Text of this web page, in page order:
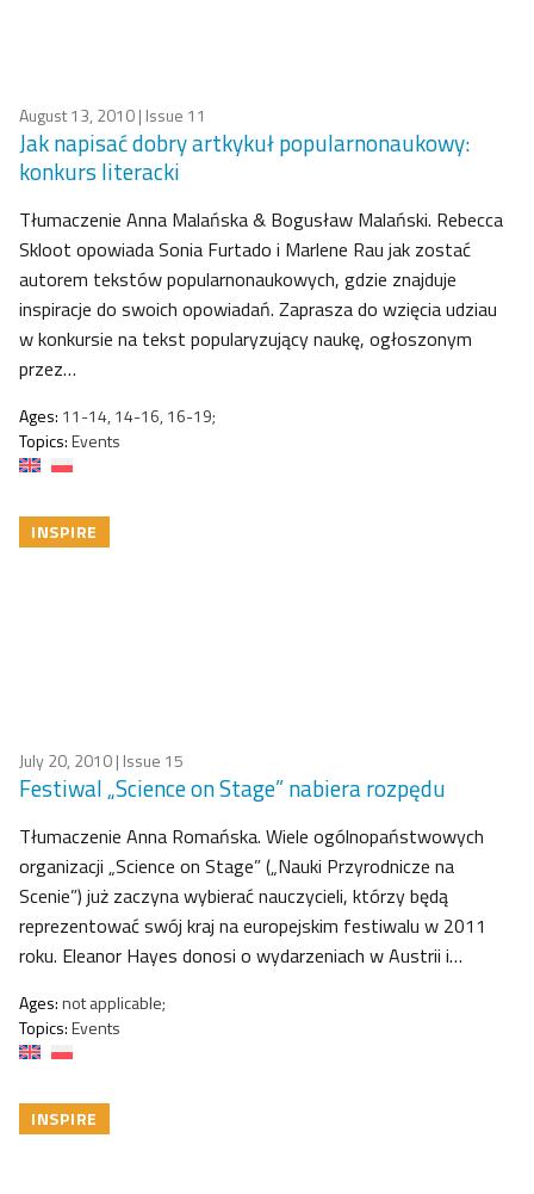
August 13, 2010| Issue 11
Jak napisać dobry artkykuł popularnonaukowy:
konkurs literacki
Tłumaczenie Anna Malańska & Bogusław Malański. Rebecca
Skloot opowiada Sonia Furtado i Marlene Rau jak zostać
autorem tekstów popularnonaukowych, gdzie znajduje
inspiracje do swoich opowiadań. Zaprasza do wzięcia udziau
w konkursie na tekst popularyzujący naukę, ogłoszonym
przez…
Ages: 11-14, 14-16, 16-19;
Topics:Events
INSPIRE
July 20, 2010| Issue 15
Festiwal „Science on Stage” nabiera rozpędu
Tłumaczenie Anna Romańska. Wiele ogólnopaństwowych
organizacji „Science on Stage” („Nauki Przyrodnicze na
Scenie”) już zaczyna wybierać nauczycieli, którzy będą
reprezentować swój kraj na europejskim festiwalu w 2011
roku. Eleanor Hayes donosi o wydarzeniach w Austrii i…
Ages:not applicable;
Topics:Events
INSPIRE